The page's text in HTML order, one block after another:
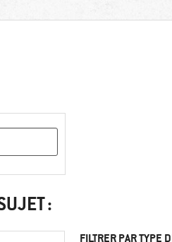
:
FILTRER PAR TYPE